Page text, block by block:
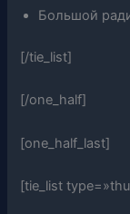
Большой
[/tie_list]
[/one_half]
[one_half_last]
[tie_list